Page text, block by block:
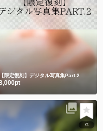
【限定復刻】デジタル写真集Part.2
21